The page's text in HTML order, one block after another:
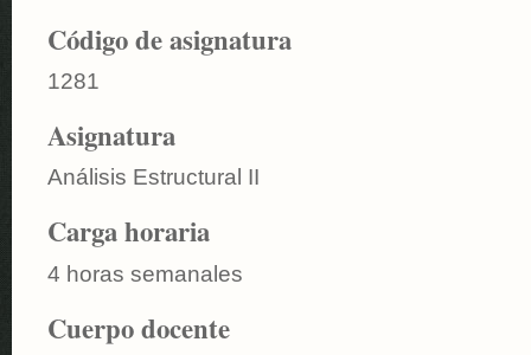
Código de asignatura
1281
Asignatura
Análisis Estructural II
Carga horaria
4 horas semanales
Cuerpo docente